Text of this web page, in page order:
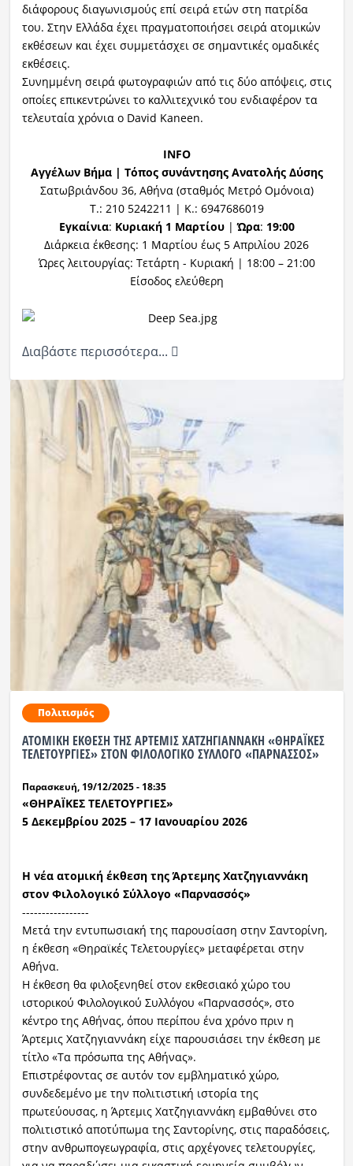
διάφορους διαγωνισμούς επί σειρά ετών στη πατρίδα
του. Στην Ελλάδα έχει πραγματοποιήσει σειρά ατομικών
εκθέσεων και έχει συμμετάσχει σε σημαντικές ομαδικές
εκθέσεις.
Συνημμένη σειρά φωτογραφιών από τις δύο απόψεις, στις
οποίες επικεντρώνει το καλλιτεχνικό του ενδιαφέρον τα
τελευταία χρόνια ο David Kaneen.
INFO
Αγγέλων Βήμα | Τόπος συνάντησης Ανατολής Δύσης
Σατωβριάνδου 36, Αθήνα (σταθμός Μετρό Ομόνοια)
Τ.: 210 5242211 | Κ.: 6947686019
Εγκαίνια: Κυριακή 1 Μαρτίου|Ώρα: 19:00
Διάρκεια έκθεσης: 1 Μαρτίου έως 5 Απριλίου 2026
Ώρες λειτουργίας: Τετάρτη - Κυριακή | 18:00 – 21:00
Είσοδος ελεύθερη
Διαβάστε περισσότερα...
Πολιτισμός
ΑΤΟΜΙΚΗ ΕΚΘΕΣΗ ΤΗΣ ΑΡΤΕΜΙΣ ΧΑΤΖΗΓΙΑΝΝΑΚΗ «ΘΗΡΑΪΚΕΣ
ΤΕΛΕΤΟΥΡΓΙΕΣ» ΣΤΟΝ ΦΙΛΟΛΟΓΙΚΟ ΣΥΛΛΟΓΟ «ΠΑΡΝΑΣΣΟΣ»
Παρασκευή, 19/12/2025 - 18:35
«ΘΗΡΑΪΚΕΣ ΤΕΛΕΤΟΥΡΓΙΕΣ»
5 Δεκεμβρίου 2025 – 17 Ιανουαρίου 2026
Η νέα ατομική έκθεση της Άρτεμης Χατζηγιαννάκη
στον Φιλολογικό Σύλλογο «Παρνασσός»
-----------------
Μετά την εντυπωσιακή της παρουσίαση στην Σαντορίνη,
η έκθεση «Θηραϊκές Τελετουργίες» μεταφέρεται στην
Αθήνα.
Η έκθεση θα φιλοξενηθεί στον εκθεσιακό χώρο του
ιστορικού Φιλολογικού Συλλόγου «Παρνασσός», στο
κέντρο της Αθήνας, όπου περίπου ένα χρόνο πριν η
Άρτεμις Χατζηγιαννάκη είχε παρουσιάσει την έκθεση με
τίτλο «Τα πρόσωπα της Αθήνας».
Επιστρέφοντας σε αυτόν τον εμβληματικό χώρο,
συνδεδεμένο με την πολιτιστική ιστορία της
πρωτεύουσας, η Άρτεμις Χατζηγιαννάκη εμβαθύνει στο
πολιτιστικό αποτύπωμα της Σαντορίνης, στις παραδόσεις,
στην ανθρωπογεωγραφία, στις αρχέγονες τελετουργίες,